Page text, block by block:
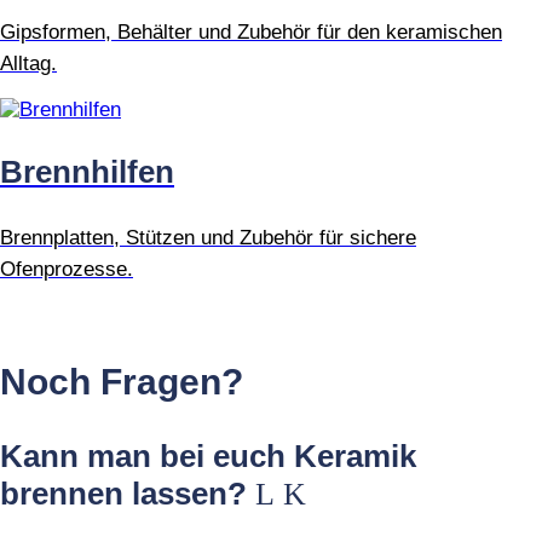
Gipsformen, Behälter und Zubehör für den keramischen
Alltag.
Brennhilfen
Brennplatten, Stützen und Zubehör für sichere
Ofenprozesse.
Noch Fragen?
Kann man bei euch Keramik
brennen lassen?